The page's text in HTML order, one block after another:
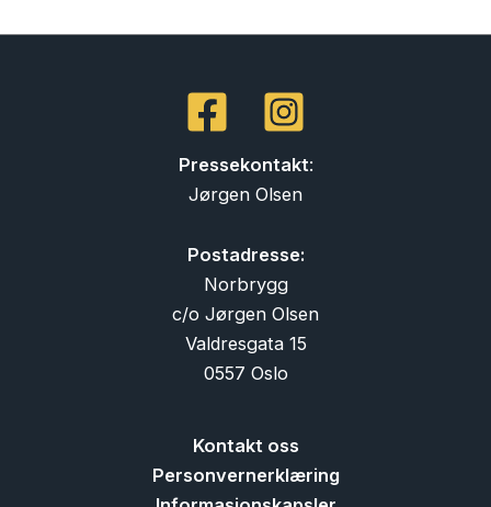
Pressekontakt:
Jørgen Olsen
Postadresse:
Norbrygg
c/o Jørgen Olsen
Valdresgata 15
0557 Oslo
Kontakt oss
Personvernerklæring